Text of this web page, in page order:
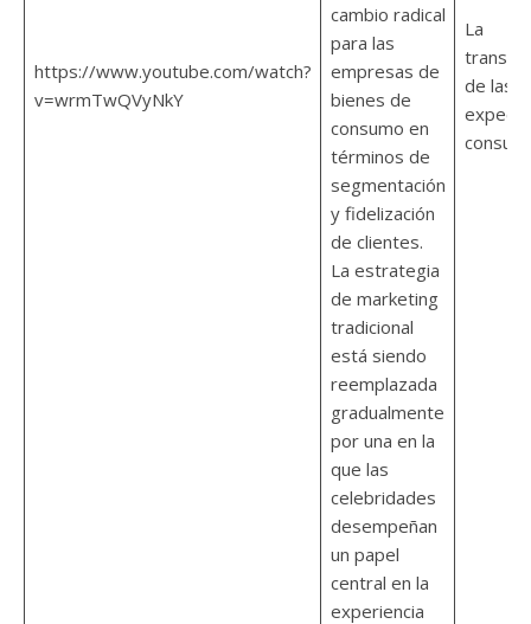
https://www.youtube.com/watch?
v=wrmTwQVyNkY
cambio radical
para las
empresas de
bienes de
consumo en
términos de
segmentación
y fidelización
de clientes.
La estrategia
de marketing
tradicional
está siendo
reemplazada
gradualmente
por una en la
que las
celebridades
desempeñan
un papel
central en la
experiencia
La
de las